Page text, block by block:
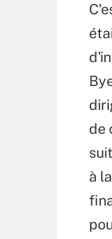
de
à